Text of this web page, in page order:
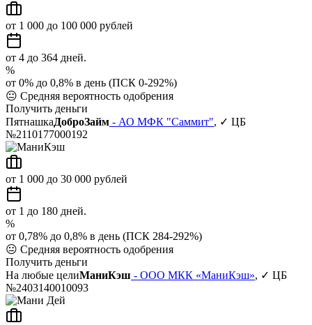
от 1 000 до 100 000 рублей
от 4 до 364 дней.
%
от 0% до 0,8% в день (ПСК 0-292%)
😐 Средняя вероятность одобрения
Получить деньги
ПятнашкаДоброЗайм - АО МФК "Саммит", ✓ ЦБ
№2110177000192
от 1 000 до 30 000 рублей
от 1 до 180 дней.
%
от 0,78% до 0,8% в день (ПСК 284-292%)
😐 Средняя вероятность одобрения
Получить деньги
На любые целиМаниКэш - ООО МКК «МаниКэш», ✓ ЦБ
№2403140010093